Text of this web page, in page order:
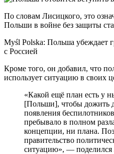
По словам Лисицкого, это
Польши в войне без защиты
Myśl Polska: Польша убеждает
с Россией
Кроме того, он добавил, что
использует ситуацию в своих
«Какой ещё план есть у
[Польши], чтобы дожить
появления
пребывало в полном
концепции, ни плана.
правительство
ситуацию», —